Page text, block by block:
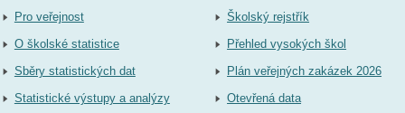
Pro veřejnost
O školské statistice
Sběry statistických dat
Statistické výstupy a analýzy
Školský rejstřík
Přehled vysokých škol
Plán veřejných zakázek 2026
Otevřená data